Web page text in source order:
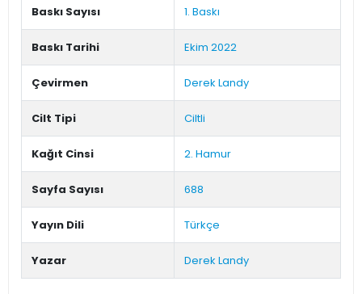
Baskı Sayısı 1. Baskı
Baskı Tarihi Ekim 2022
Çevirmen Derek Landy
Cilt Tipi Ciltli
Kağıt Cinsi 2. Hamur
Sayfa Sayısı 688
Yayın Dili Türkçe
Yazar Derek Landy